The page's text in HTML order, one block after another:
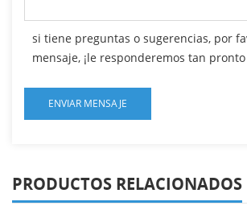
si tiene preguntas o sugerencias, por
mensaje, ¡le responderemos tan
PRODUCTOS RELACIONADOS